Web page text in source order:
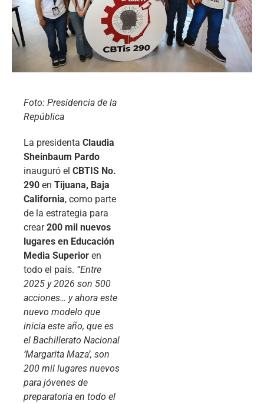
Foto: Presidencia de la
República
La presidenta Claudia
Sheinbaum Pardo
inauguró el CBTIS No.
290 en Tijuana, Baja
California, como parte
de la estrategia para
crear200 mil nuevos
lugares en Educación
Media Superior en
todo el país. “Entre
2025 y 2026 son 500
acciones… y ahora este
nuevo modelo que
inicia este año, que es
el Bachillerato Nacional
‘Margarita Maza’, son
200 mil lugares nuevos
para jóvenes de
preparatoria en todo el